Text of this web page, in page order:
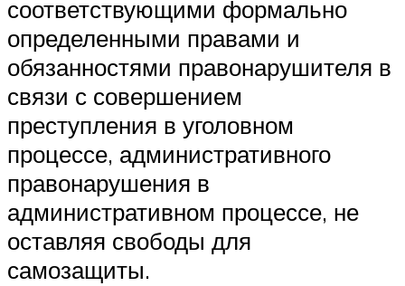
соответствующими формально
определенными правами и
обязанностями правонарушителя в
связи с совершением
преступления в уголовном
процессе, административного
правонарушения в
административном процессе, не
оставляя свободы для
самозащиты.